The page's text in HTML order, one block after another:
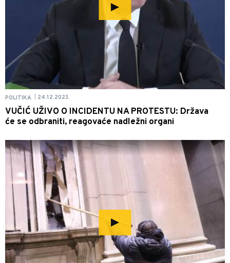
POLITIKA 24.12.2023.
VUČIĆ UŽIVO O INCIDENTU NA PROTESTU: Država
će se odbraniti, reagovaće nadležni organi